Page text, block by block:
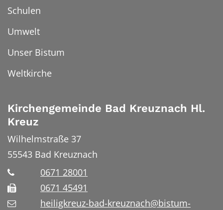
Schulen
Umwelt
Unser Bistum
Weltkirche
Kirchengemeinde Bad Kreuznach Hl.
Kreuz
Wilhelmstraße 37
55543 Bad Kreuznach
0671 28001
0671 45491
heiligkreuz-bad-kreuznach@bistum-